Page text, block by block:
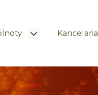
Kancelaria